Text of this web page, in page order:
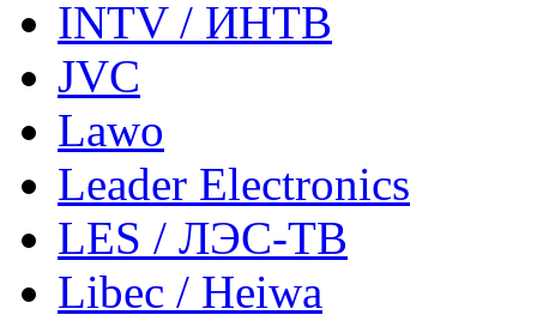
INTV / ИНТВ
JVC
Lawo
Leader Electronics
LES / ЛЭС-ТВ
Libec / Heiwa